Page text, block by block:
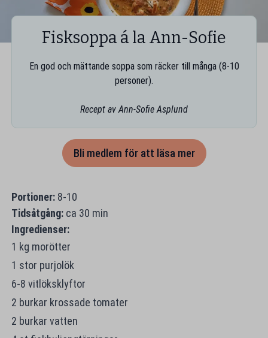
Fisksoppa á la Ann-Sofie
En god och mättande soppa som räcker till många (8-10
personer).
Recept av Ann-Sofie Asplund
Bli medlem för att läsa mer
Portioner: 8-10
Tidsåtgång:ca 30 min
Ingredienser:
1 kg morötter
1 stor purjolök
6-8 vitlöksklyftor
2 burkar krossade tomater
2 burkar vatten